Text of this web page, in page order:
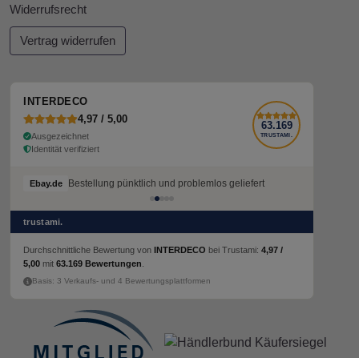
Widerrufsrecht
Vertrag widerrufen
INTERDECO
4,97 / 5,00
Ausgezeichnet
Identität verifiziert
63.169
TRUSTAMI.
Ebay.de Bestellung pünktlich und problemlos geliefert
trustami.
Durchschnittliche Bewertung von INTERDECO bei Trustami: 4,97 /
5,00 mit 63.169 Bewertungen
Basis: 3 Verkaufs- und 4 Bewertungsplattformen